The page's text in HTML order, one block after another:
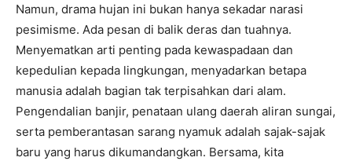
Namun, drama hujan ini bukan hanya sekadar narasi
pesimisme. Ada pesan di balik deras dan tuahnya.
Menyematkan arti penting pada kewaspadaan dan
kepedulian kepada lingkungan, menyadarkan betapa
manusia adalah bagian tak terpisahkan dari alam.
Pengendalian banjir, penataan ulang daerah aliran sungai,
serta pemberantasan sarang nyamuk adalah sajak-sajak
baru yang harus dikumandangkan. Bersama, kita